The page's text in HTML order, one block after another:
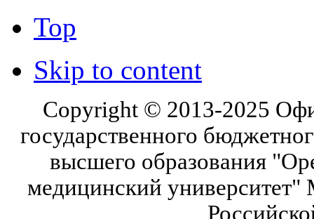
Top
Skip to content
Copyright © 2013-2025
государственного
высшего образования
медицинский университет"